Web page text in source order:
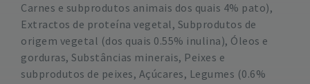
Carnes e subprodutos animais dos quais 4% pato),
Extractos de proteína vegetal, Subprodutos de
origem vegetal (dos quais 0.55% inulina), Óleos e
gorduras, Substâncias minerais, Peixes e
subprodutos de peixes, Açúcares, Legumes (0.6%